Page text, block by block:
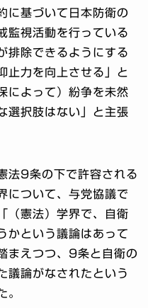
に基づいて日本防衛の
監視活動を行っている
排除できるようにする
止力を向上させる」と
によって）紛争を未然
選択肢はない」と主張
法9条の下で許容される
について、与党協議で
（憲法）学界で、自衛
かという議論はあって
まえつつ、9条と自衛の
議論がなされたという
。